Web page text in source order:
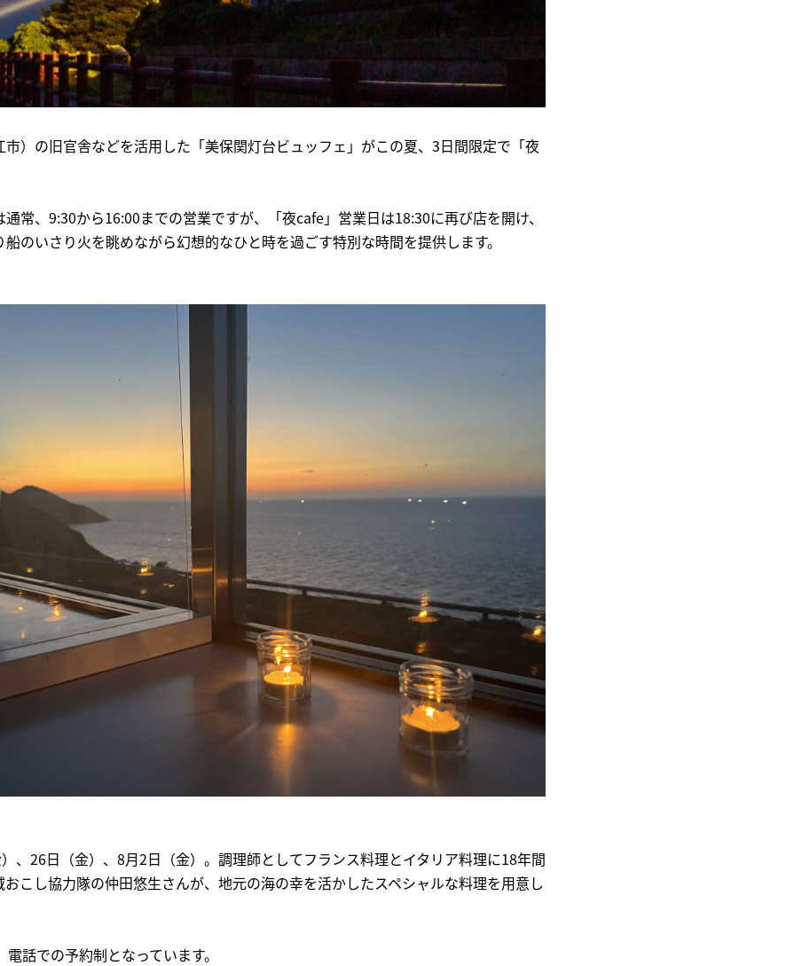
）の旧官舎などを活用した「美保関灯台ビュッフェ」がこの夏、3日間限定で「夜
常、9:30から16:00までの営業ですが、「夜cafe」営業日は18:30に再び店を開け、
のいさり火を眺めながら幻想的なひと時を過ごす特別な時間を提供します。
、26日（金）、8月2日（金）。調理師としてフランス料理とイタリア料理に18年間
こし協力隊の仲田悠生さんが、地元の海の幸を活かしたスペシャルな料理を用意し
話での予約制となっています。